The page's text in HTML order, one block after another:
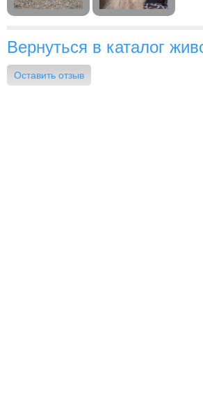
Вернуться в каталог
Оставить отзыв